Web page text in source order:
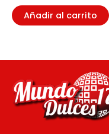
Añadir al carrito